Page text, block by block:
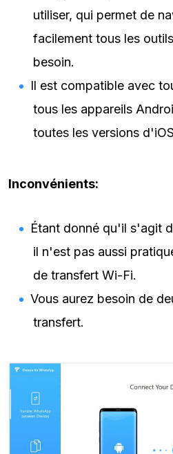
utiliser, qui permet de
facilement tous les
besoin.
Il est compatible avec
tous les appareils
toutes les versions
Inconvénients:
Étant donné qu'il s'agit
il n'est pas aussi
de transfert Wi-Fi.
Vous aurez besoin de
transfert.